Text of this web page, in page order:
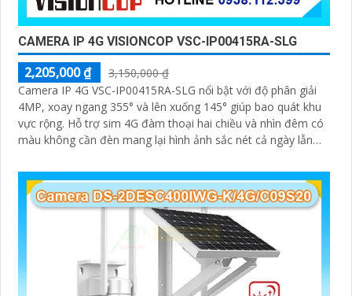
CAMERA IP 4G VISIONCOP VSC-IP00415RA-SLG
2,205,000 ₫
3,150,000 ₫
Camera IP 4G VSC-IP00415RA-SLG nổi bật với độ phân giải
4MP, xoay ngang 355° và lên xuống 145° giúp bao quát khu
vực rộng. Hỗ trợ sim 4G đàm thoại hai chiều và nhìn đêm có
màu không cần đèn mang lại hình ảnh sắc nét cả ngày lẫn